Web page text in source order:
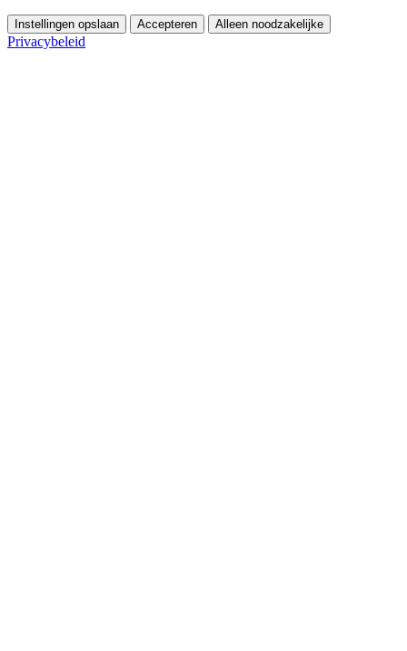
Instellingen opslaan Accepteren Alleen noodzakelijke
Privacybeleid